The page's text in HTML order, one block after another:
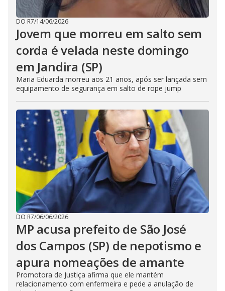
DO R7/14/06/2026
Jovem que morreu em salto sem
corda é velada neste domingo
em Jandira (SP)
Maria Eduarda morreu aos 21 anos, após ser lançada sem
equipamento de segurança em salto de rope jump
DO R7/06/06/2026
MP acusa prefeito de São José
dos Campos (SP) de nepotismo e
apura nomeações de amante
Promotora de Justiça afirma que ele mantém
relacionamento com enfermeira e pede a anulação de